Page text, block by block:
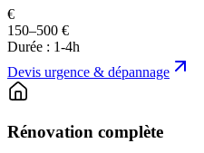
€
150–500 €
Durée : 1-4h
Devis urgence & dépannage
Rénovation complète